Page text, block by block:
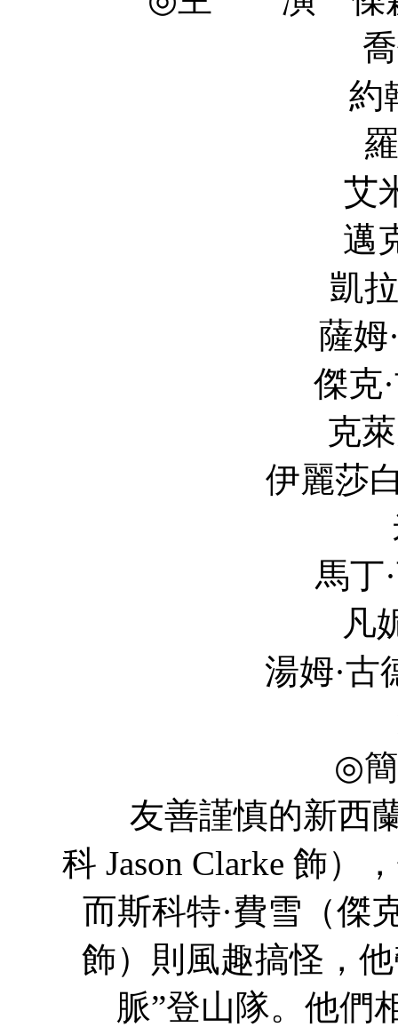
喬什·布
約翰·浩克
羅賓·懷
艾米麗·沃
邁克爾·凱
凱拉·奈特
薩姆·沃辛
傑克·吉倫哈
克萊夫·斯
伊麗莎白·德比
米婭·
馬丁·亨德森
凡妮莎·柯
湯姆·古德曼-希
◎
友善謹慎的新西蘭
科 Jason Clarke 飾）
而斯科特·費雪（傑
飾）則風趣搞怪，
脈”登山隊。他們